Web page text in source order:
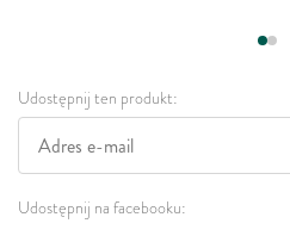
Udostępnij ten produkt:
Udostępnij na facebooku: